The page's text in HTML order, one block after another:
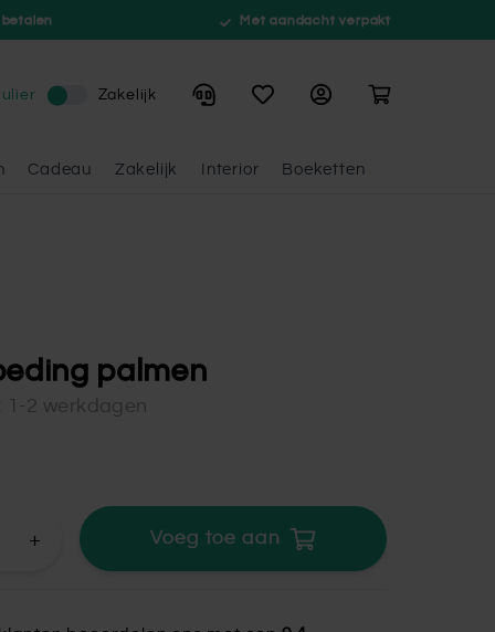
Met aandacht verpakt
Cadeau Zakelijk Interior Boeketten
Zakelijk Winkelwagen
palmen
1-2 werkdagen
+ Voeg toe aan